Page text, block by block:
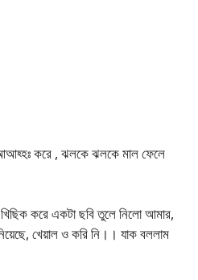
করে , ঝলকে ঝলকে মাল ফেলে
খিছিক করে একটা ছবি তুলে নিলো আমার,
খেয়াল ও করি নি।। যাক বললাম